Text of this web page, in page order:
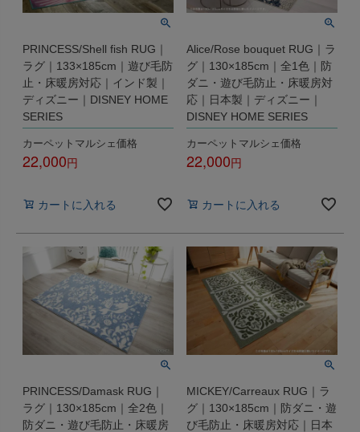
PRINCESS/Shell fish RUG｜
ラグ｜133×185cm｜遊び毛防
止・床暖房対応｜インド製｜
ディズニー｜DISNEY HOME
SERIES
カーペットマルシェ価格
22,000
カートに入れる
Alice/Rose bouquet RUG｜ラ
グ｜130×185cm｜全1色｜防
ダニ・遊び毛防止・床暖房対
応｜日本製｜ディズニー｜
DISNEY HOME SERIES
カーペットマルシェ価格
22,000
カートに入れる
PRINCESS/Damask RUG｜
ラグ｜130×185cm｜全2色｜
防ダニ・遊び毛防止・床暖房
MICKEY/Carreaux RUG｜ラ
グ｜130×185cm｜防ダニ・遊
び毛防止・床暖房対応｜日本